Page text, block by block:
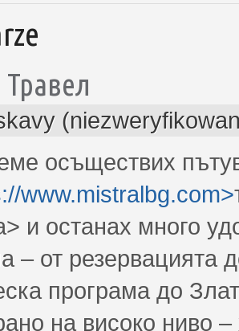
осъществих
www.mistralbg.com>
и останах много
– от резервацията
програма до
на високо ниво